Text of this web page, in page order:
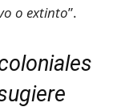
o extinto”.